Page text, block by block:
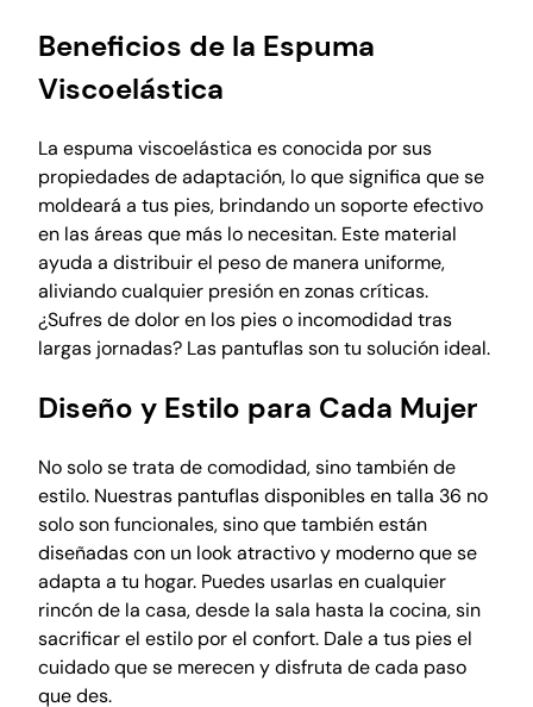
s
c
o
l
á
s
t
i
c
a
c
m
d
a
,
f
a
s
c
i
t
Beneficios de la Espuma
Viscoelástica
La espuma viscoelástica es conocida por sus
propiedades de adaptación, lo que significa que se
moldeará a tus pies, brindando un soporte efectivo
en las áreas que más lo necesitan. Este material
ayuda a distribuir el peso de manera uniforme,
aliviando cualquier presión en zonas críticas.
¿Sufres de dolor en los pies o incomodidad tras
largas jornadas? Las pantuflas son tu solución ideal.
Diseño y Estilo para Cada Mujer
No solo se trata de comodidad, sino también de
estilo. Nuestras pantuflas disponibles en talla 36 no
solo son funcionales, sino que también están
diseñadas con un look atractivo y moderno que se
adapta a tu hogar. Puedes usarlas en cualquier
rincón de la casa, desde la sala hasta la cocina, sin
sacrificar el estilo por el confort. Dale a tus pies el
cuidado que se merecen y disfruta de cada paso
que des.